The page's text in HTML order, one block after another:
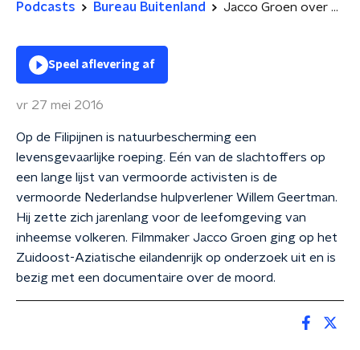
Podcasts Bureau Buitenland Jacco Groen over de Filipijnen
Speel aflevering af
vr 27 mei 2016
Op de Filipijnen is natuurbescherming een
levensgevaarlijke roeping. Eén van de slachtoffers op
een lange lijst van vermoorde activisten is de
vermoorde Nederlandse hulpverlener Willem Geertman.
Hij zette zich jarenlang voor de leefomgeving van
inheemse volkeren. Filmmaker Jacco Groen ging op het
Zuidoost-Aziatische eilandenrijk op onderzoek uit en is
bezig met een documentaire over de moord.